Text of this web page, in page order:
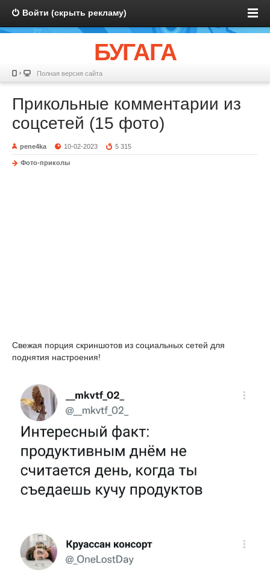
Войти (скрыть рекламу)
БУГАГА
Полная версия сайта
Прикольные комментарии из
соцсетей (15 фото)
pene4ka 10-02-2023 5 315
Фото-приколы
Свежая порция скриншотов из социальных сетей для
поднятия настроения!